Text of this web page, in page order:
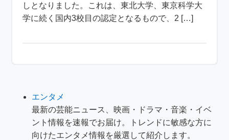
しとなりました。これは、東北大学、東京科学大
学に続く国内3校目の認定となるもので、2 […]
エンタメ
最新の芸能ニュース、映画・ドラマ・音楽・イベ
ント情報を速報でお届け。トレンドに敏感な方に
向けたエンタメ情報を厳選して紹介します。